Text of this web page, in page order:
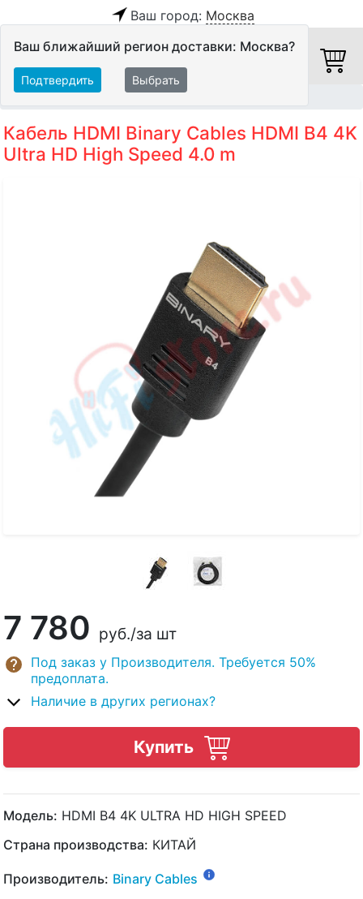
Ваш город: Москва
Ваш ближайший регион доставки: Москва?
Подтвердить Выбрать
Кабель HDMI Binary Cables HDMI B4 4K
Ultra HD High Speed 4.0 m
7 780 руб./за шт
Под заказ у Производителя. Требуется 50%
предоплата.
Наличие в других регионах?
Купить
Модель: HDMI B4 4K ULTRA HD HIGH SPEED
Страна производства: КИТАЙ
Производитель: Binary Cables